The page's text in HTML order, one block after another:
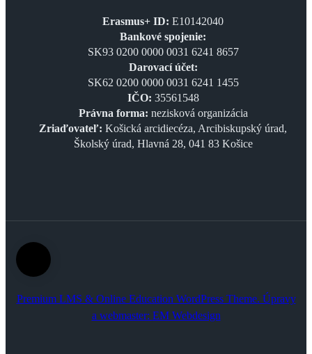
Erasmus+ ID: E10142040
Bankové spojenie:
SK93 0200 0000 0031 6241 8657
Darovací účet:
SK62 0200 0000 0031 6241 1455
IČO: 35561548
Právna forma: nezisková organizácia
Zriaďovateľ: Košická arcidiecéza, Arcibiskupský úrad,
Školský úrad, Hlavná 28, 041 83 Košice
Premium LMS & Online Education WordPress Theme. Úpravy
a webmaster: EM Webdesign